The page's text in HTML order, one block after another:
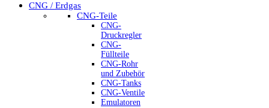
CNG / Erdgas
CNG-Teile
CNG-
Druckregler
CNG-
Füllteile
CNG-Rohr
und Zubehör
CNG-Tanks
CNG-Ventile
Emulatoren